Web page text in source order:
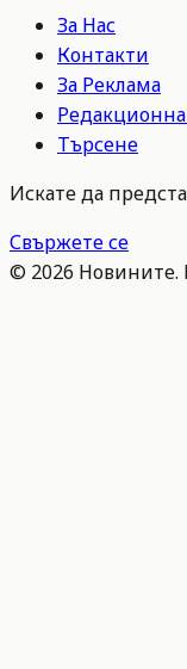
За Нас
Контакти
За Реклама
Търсене
Искате да
Свържете се
© 2026 Новините.